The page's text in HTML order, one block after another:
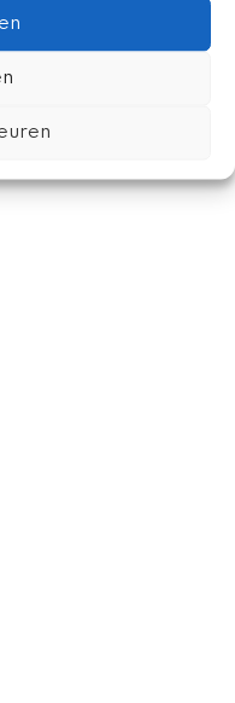
uit voor te